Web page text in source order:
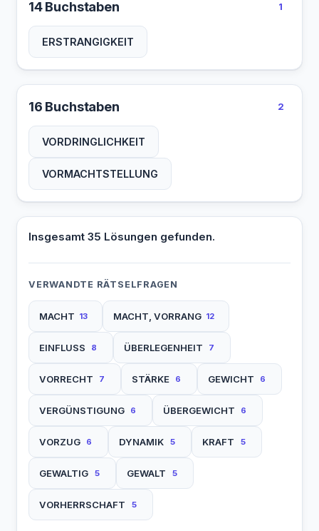
14 Buchstaben 1
ERSTRANGIGKEIT
16 Buchstaben 2
VORDRINGLICHKEIT
VORMACHTSTELLUNG
Insgesamt 35 Lösungen gefunden.
VERWANDTE RÄTSELFRAGEN
MACHT 13 MACHT, VORRANG 12
EINFLUSS 8 ÜBERLEGENHEIT 7
VORRECHT 7 STÄRKE 6 GEWICHT 6
VERGÜNSTIGUNG 6 ÜBERGEWICHT 6
VORZUG 6 DYNAMIK 5 KRAFT 5
GEWALTIG 5 GEWALT 5
VORHERRSCHAFT 5